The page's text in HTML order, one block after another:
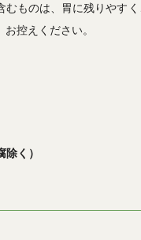
むものは、胃に残りやす
控えください。
く）